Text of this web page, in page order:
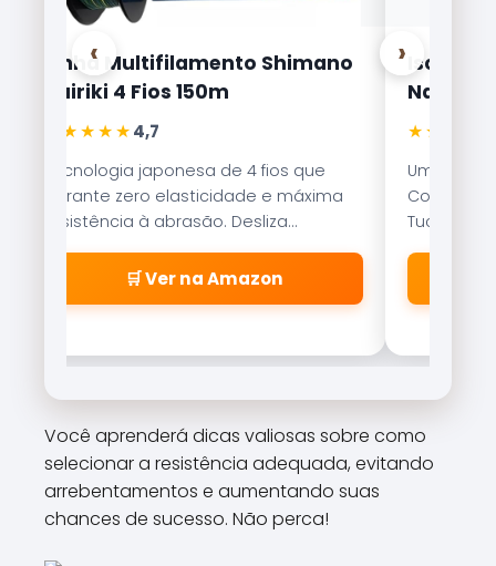
‹
Linha Multifilamento Shimano
Kairiki 4 Fios 150m
★★★★★4,7
Tecnologia japonesa de 4 fios que
garante zero elasticidade e máxima
resistência à abrasão. Desliza
suavemente pelos passadores.
🛒 Ver na Amazon
Isca
★★★★★
Uma das
Com
Tucunaré
qualquer
›
Você aprenderá dicas valiosas sobre como
selecionar a resistência adequada, evitando
arrebentamentos e aumentando suas
chances de sucesso. Não perca!